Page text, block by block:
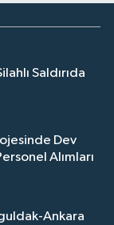
Saldırıda
Dev
Alımları
Ankara